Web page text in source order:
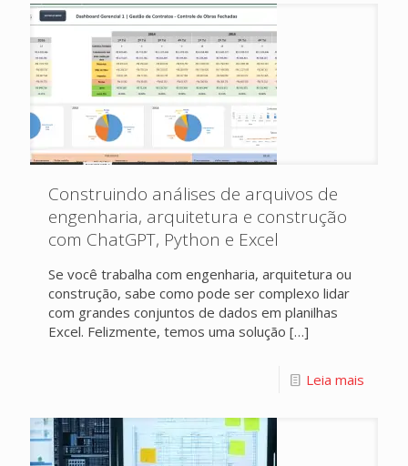
Construindo análises de arquivos de
engenharia, arquitetura e construção
com ChatGPT, Python e Excel
Se você trabalha com engenharia, arquitetura ou
construção, sabe como pode ser complexo lidar
com grandes conjuntos de dados em planilhas
Excel. Felizmente, temos uma solução […]
Leia mais